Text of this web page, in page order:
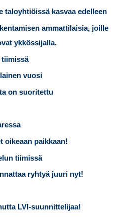
taloyhtiöissä kasvaa edelleen
ammattilaisia, joille
ykkössijalla.
tiimissä
vuosi
on suoritettu
oikeaan paikkaan!
tiimissä
ryhtyä juuri nyt!
LVI-suunnittelijaa!